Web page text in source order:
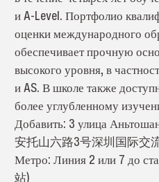
и A-Level. Портфолио
оценки международного
обеспечивает прочную
высокого уровня, в
и AS. В школе также
более углубленному
Добавить: 3 улица
安托山六路3号深圳国际交
Метро: Линия 2 или 7 до
站)